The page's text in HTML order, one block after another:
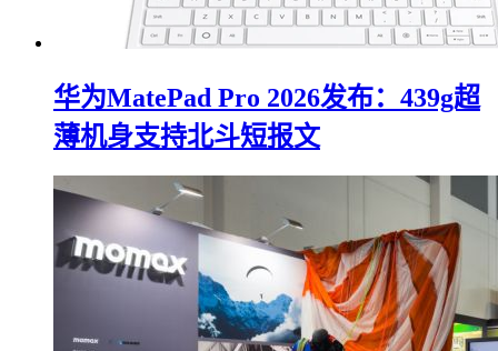
华为MatePad Pro 2026发布：439g超
薄机身支持北斗短报文